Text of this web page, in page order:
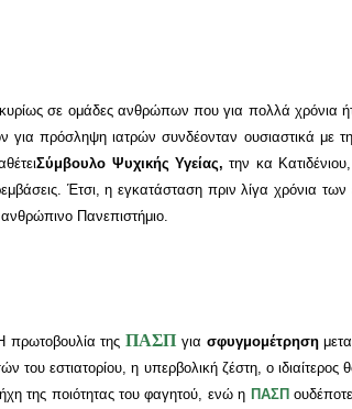
σε ομάδες ανθρώπων που για πολλά χρόνια
για πρόσληψη ιατρών συνδέονταν ουσιαστικά με
Σύμβουλο Ψυχικής Υγείας, την κα
Έτσι, η εγκατάσταση πριν λίγα χρόνια
Πανεπιστήμιο.
πρωτοβουλία τηςΠΑΣΠ για σφυγμομέτρηση
εστιατορίου, η υπερβολική ζέστη, ο
της ποιότητας του φαγητού, ενώ η ΠΑΣΠ